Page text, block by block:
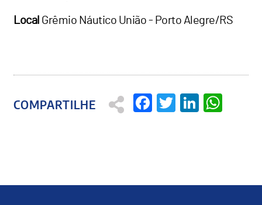
Local Grêmio Náutico União - Porto Alegre/RS
Facebook
Twitter